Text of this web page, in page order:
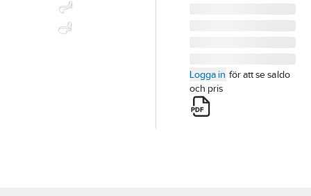
Logga in för att se saldo
och pris